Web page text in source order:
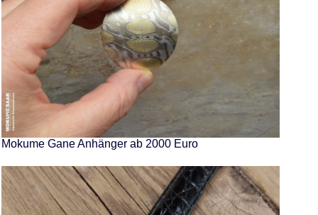
Mokume Gane Anhänger ab 2000 Euro